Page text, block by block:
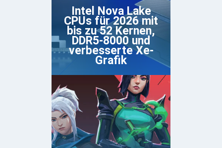
Intel Nova Lake
CPUs für 2026 mit
bis zu 52 Kernen,
DDR5-8000 und
verbesserte Xe-
Grafik